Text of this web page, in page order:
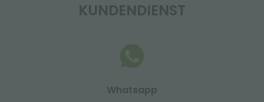
KUNDENDIENST
Whatsapp